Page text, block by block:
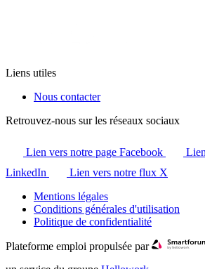
Liens utiles
Nous contacter
Retrouvez-nous sur les réseaux sociaux
Lien vers notre page Facebook
LinkedIn
Lien vers notre flux X
Mentions légales
Conditions générales d'utilisation
Politique de confidentialité
Plateforme emploi propulsée par